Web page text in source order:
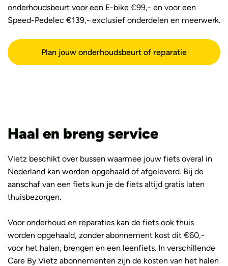
onderhoudsbeurt voor een E-bike €99,- en voor een
Speed-Pedelec €139,- exclusief onderdelen en meerwerk.
Plan jouw onderhoudsbeurt of reparatie
Haal en breng service
Vietz beschikt over bussen waarmee jouw fiets overal in
Nederland kan worden opgehaald of afgeleverd. Bij de
aanschaf van een fiets kun je de fiets altijd gratis laten
thuisbezorgen.
Voor onderhoud en reparaties kan de fiets ook thuis
worden opgehaald, zonder abonnement kost dit €60,-
voor het halen, brengen en een leenfiets. In verschillende
Care By Vietz abonnementen zijn de kosten van het halen